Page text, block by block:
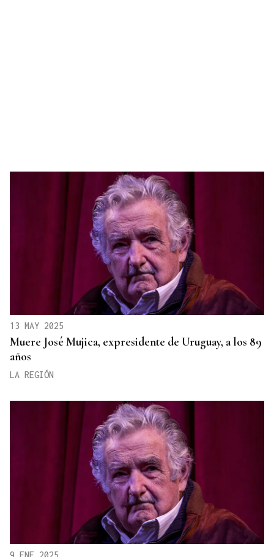
13 MAY 2025
Muere José Mujica, expresidente de Uruguay, a los 89
años
LA REGIÓN
9 ENE 2025